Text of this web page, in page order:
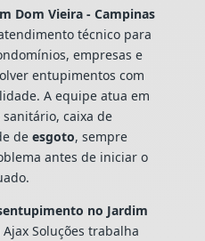
Dom Vieira - Campinas
técnico para
empresas e
entupimentos com
A equipe atua em
sanitário, caixa de
de esgoto, sempre
antes de iniciar o
no Jardim
Ajax Soluções trabalha